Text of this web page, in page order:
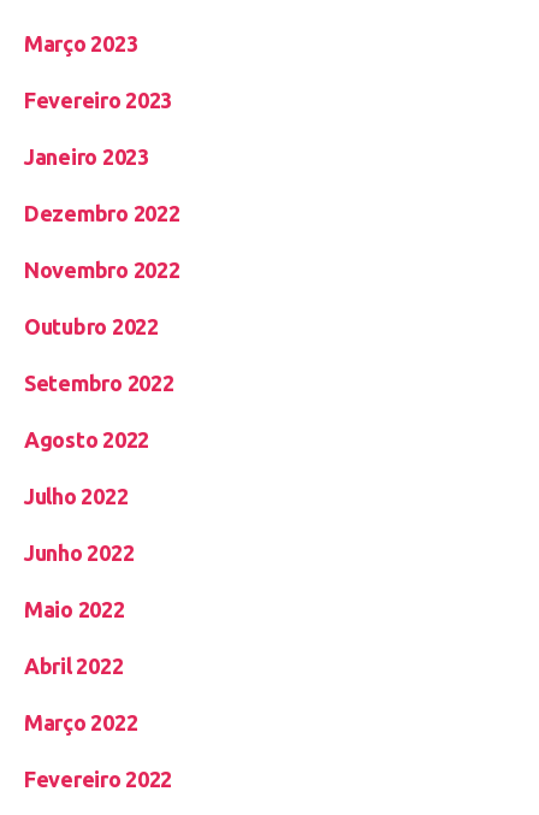
Março 2023
Fevereiro 2023
Janeiro 2023
Dezembro 2022
Novembro 2022
Outubro 2022
Setembro 2022
Agosto 2022
Julho 2022
Junho 2022
Maio 2022
Abril 2022
Março 2022
Fevereiro 2022